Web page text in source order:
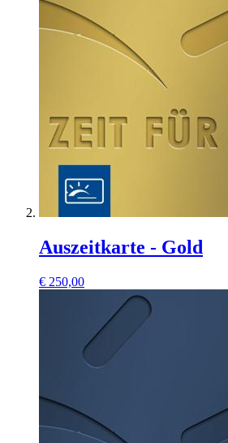
Auszeitkarte - Gold
€ 250,00